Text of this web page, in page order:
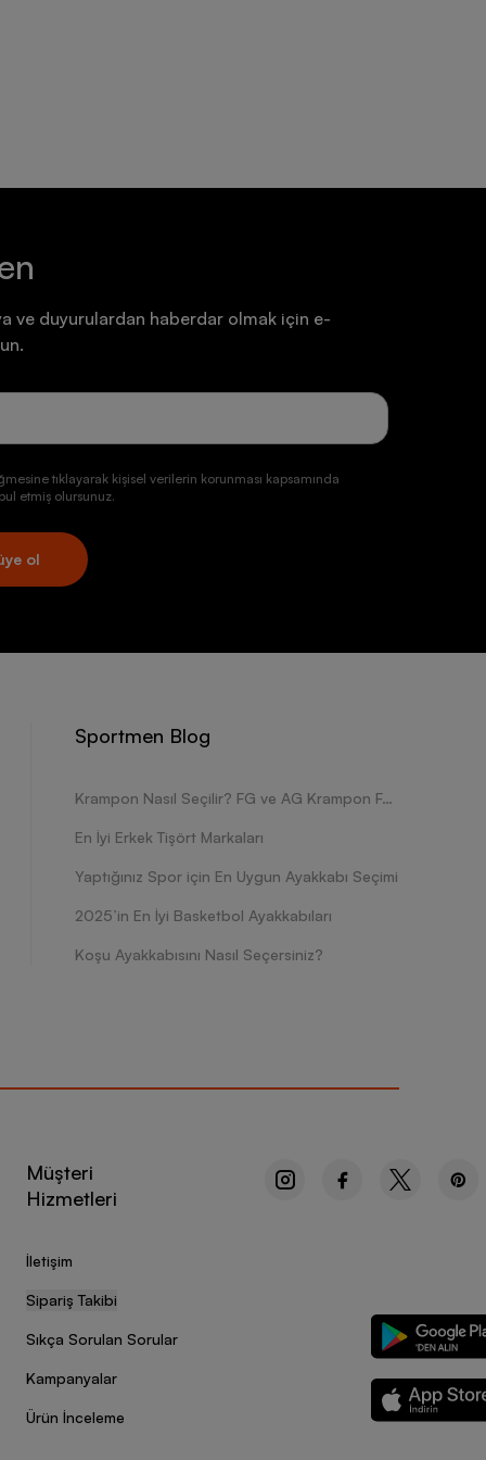
ve duyurulardan haberdar olmak için e-
tıklayarak kişisel verilerin korunması kapsamında
etmiş olursunuz.
ol
Sportmen Blog
Krampon Nasıl Seçilir? FG ve AG Krampon Farkları Nelerdir?
En İyi Erkek Tişört Markaları
Yaptığınız Spor için En Uygun Ayakkabı Seçimi
2025’in En İyi Basketbol Ayakkabıları
Koşu Ayakkabısını Nasıl Seçersiniz?
Müşteri
Hizmetleri
İletişim
Sipariş Takibi
Sıkça Sorulan Sorular
Kampanyalar
Ürün İnceleme